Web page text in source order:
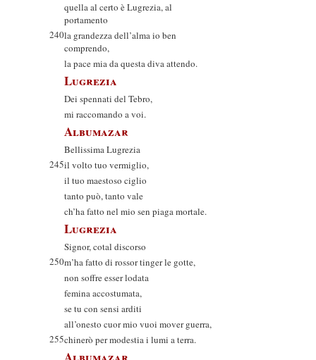
quella al certo è Lugrezia, al
portamento
240la grandezza dell’alma io ben
comprendo,
la pace mia da questa diva attendo.
Lugrezia
Dei spennati del Tebro,
mi raccomando a voi.
Albumazar
Bellissima Lugrezia
245il volto tuo vermiglio,
il tuo maestoso ciglio
tanto può, tanto vale
ch’ha fatto nel mio sen piaga mortale.
Lugrezia
Signor, cotal discorso
250m’ha fatto di rossor tinger le gotte,
non soffre esser lodata
femina accostumata,
se tu con sensi arditi
all’onesto cuor mio vuoi mover guerra,
255chinerò per modestia i lumi a terra.